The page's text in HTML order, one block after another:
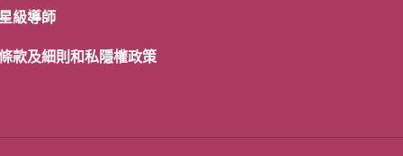
級導師
款及細則和私隱權政策